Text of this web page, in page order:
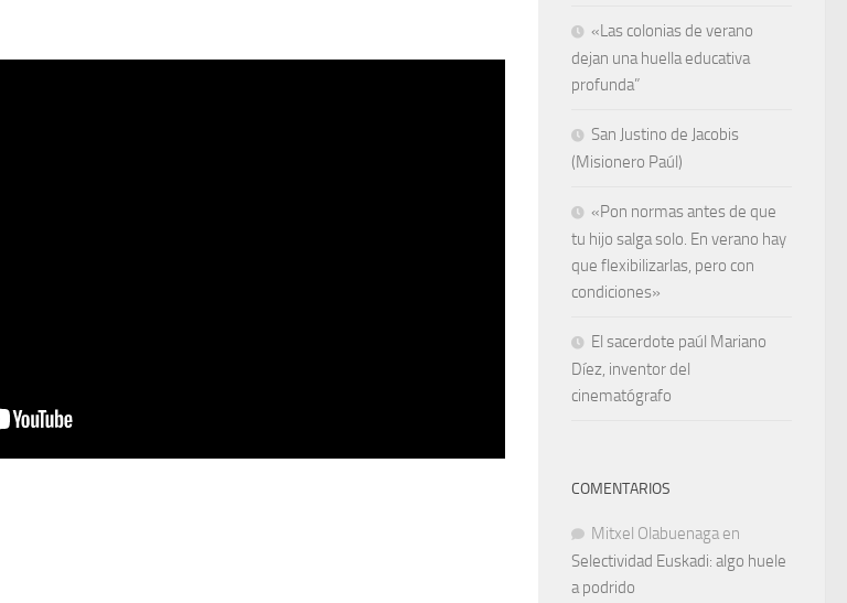
«Las colonias de verano
dejan una huella educativa
profunda”
San Justino de Jacobis
(Misionero Paúl)
«Pon normas antes de que
tu hijo salga solo. En verano hay
que flexibilizarlas, pero con
condiciones»
El sacerdote paúl Mariano
Díez, inventor del
cinematógrafo
COMENTARIOS
Mitxel Olabuenaga en
Selectividad Euskadi: algo huele
a podrido